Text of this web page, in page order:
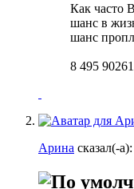
Как часто
шанс в
шанс
8 495
Арина сказал(-а):